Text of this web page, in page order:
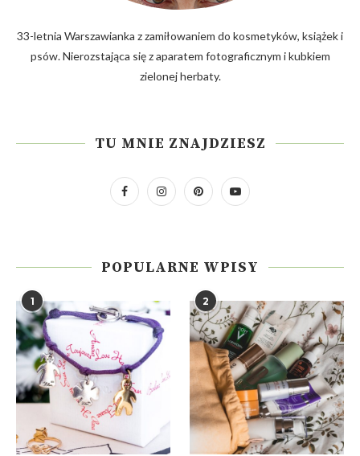
33-letnia Warszawianka z zamiłowaniem do kosmetyków, książek i
psów. Nierozstająca się z aparatem fotograficznym i kubkiem
zielonej herbaty.
TU MNIE ZNAJDZIESZ
POPULARNE WPISY
1 2